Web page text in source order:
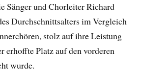
Sänger und Chorleiter Richard
Durchschnittsalters im Vergleich
stolz auf ihre Leistung
erhoffte Platz auf den vorderen
wurde.